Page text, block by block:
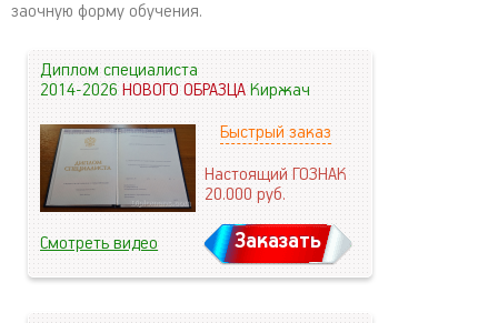
заочную форму обучения.
Диплом специалиста
2014-2026НОВОГО ОБРАЗЦАКиржач
Быстрый заказ
Настоящий ГОЗНАК
20.000руб.
Смотреть видео Заказать